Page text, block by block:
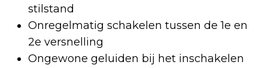
stilstand
Onregelmatig schakelen tussen de 1e en
2e versnelling
Ongewone geluiden bij het inschakelen